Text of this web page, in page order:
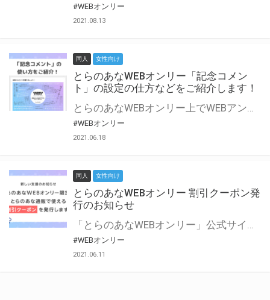
#WEBオンリー
2021.08.13
同人 女性向け
とらのあなWEBオンリー「記念コメン
ト」の設定の仕方などをご紹介します！
とらのあなWEBオンリー上でWEBアンソロジーが作成できる「記念コメント」について、その使い方や作成手順を解説します！ 支援タイプを「サークル参加型」「サークル参加型・マルシェ(イベント会場)機能付き」でお申し込みいただいている主催者様はぜひご活用ください♪ とらのあなWEBオンリーサイトはこちら
#WEBオンリー
2021.06.18
同人 女性向け
とらのあなWEBオンリー 割引クーポン発
行のお知らせ
「とらのあなWEBオンリー」公式サイトでとらのあな通販の「割引クーポン」を配布中！ イベントごとに開催当日限定で使える割引クーポンのシリアルコードを発行します。 とらのあなWEBオンリーのページをチェックして、イベント当日にお得にお買い物を楽しみましょう♪ ※本キャンペーンは予告なく終了する場合がございます。 とらのあなWEBオンリーサイトはこちら
#WEBオンリー
2021.06.11